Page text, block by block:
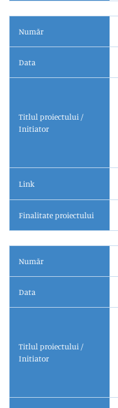
Număr
Data
Titlul proiectului /
Initiator
Link
Finalitate proiectului
Număr
Data
Titlul proiectului /
Initiator